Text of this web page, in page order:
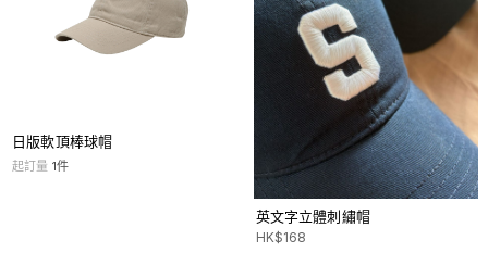
日版軟頂棒球帽
起訂量 1件
英文字立體刺繡帽
HK$168